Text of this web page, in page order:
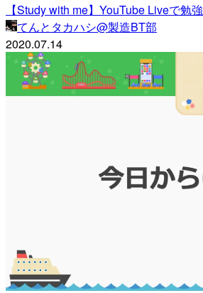
【Study with me】YouTube Liveで勉
てんとタカハシ@製造BT部
2020.07.14